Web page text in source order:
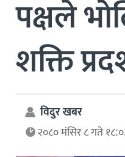
पक्षले
शक्ति
विदुर खबर
२०८० मंसिर ८ गते